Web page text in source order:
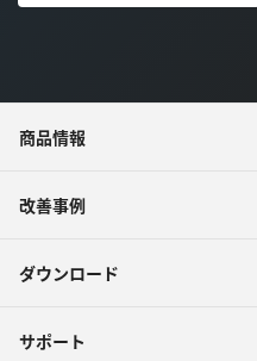
商品情報
改善事例
ダウンロード
サポート